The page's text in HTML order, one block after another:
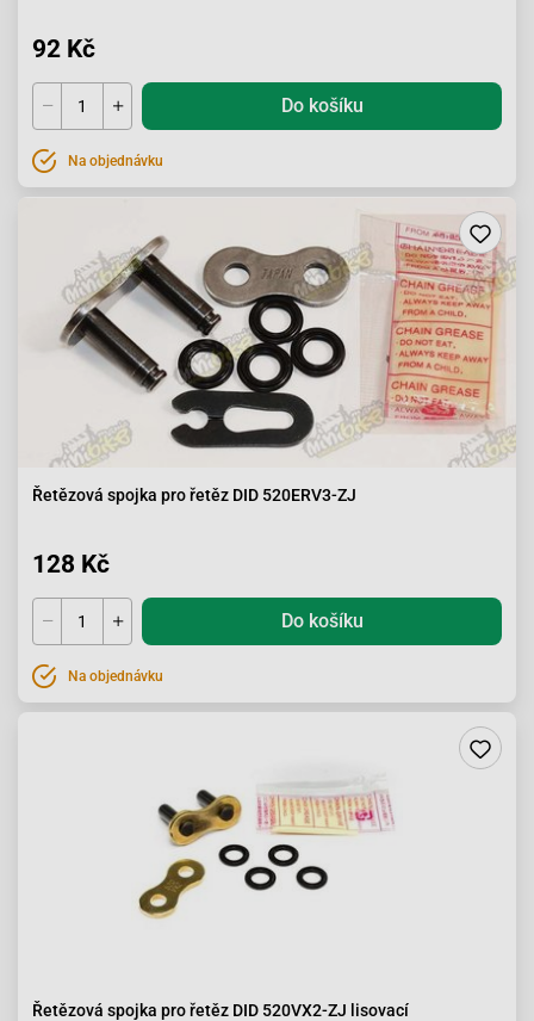
92 Kč
Do košíku
Na objednávku
Řetězová spojka pro řetěz DID 520ERV3-ZJ
128 Kč
Do košíku
Na objednávku
Řetězová spojka pro řetěz DID 520VX2-ZJ lisovací